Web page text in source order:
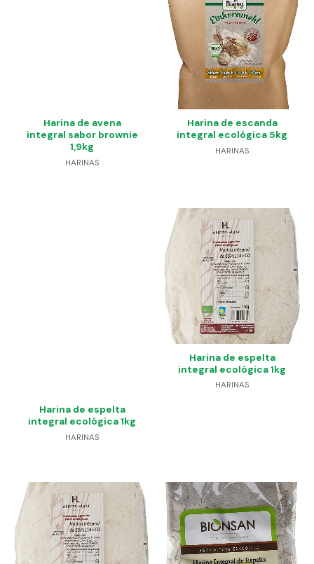
Harina de avena
integral sabor brownie
1,9kg
HARINAS
Harina de escanda
integral ecológica 5kg
HARINAS
Harina de espelta
integral ecológica 1kg
HARINAS
Harina de espelta
integral ecológica 1kg
HARINAS